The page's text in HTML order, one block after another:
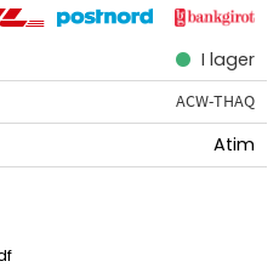
I lager
ACW-THAQ
Atim